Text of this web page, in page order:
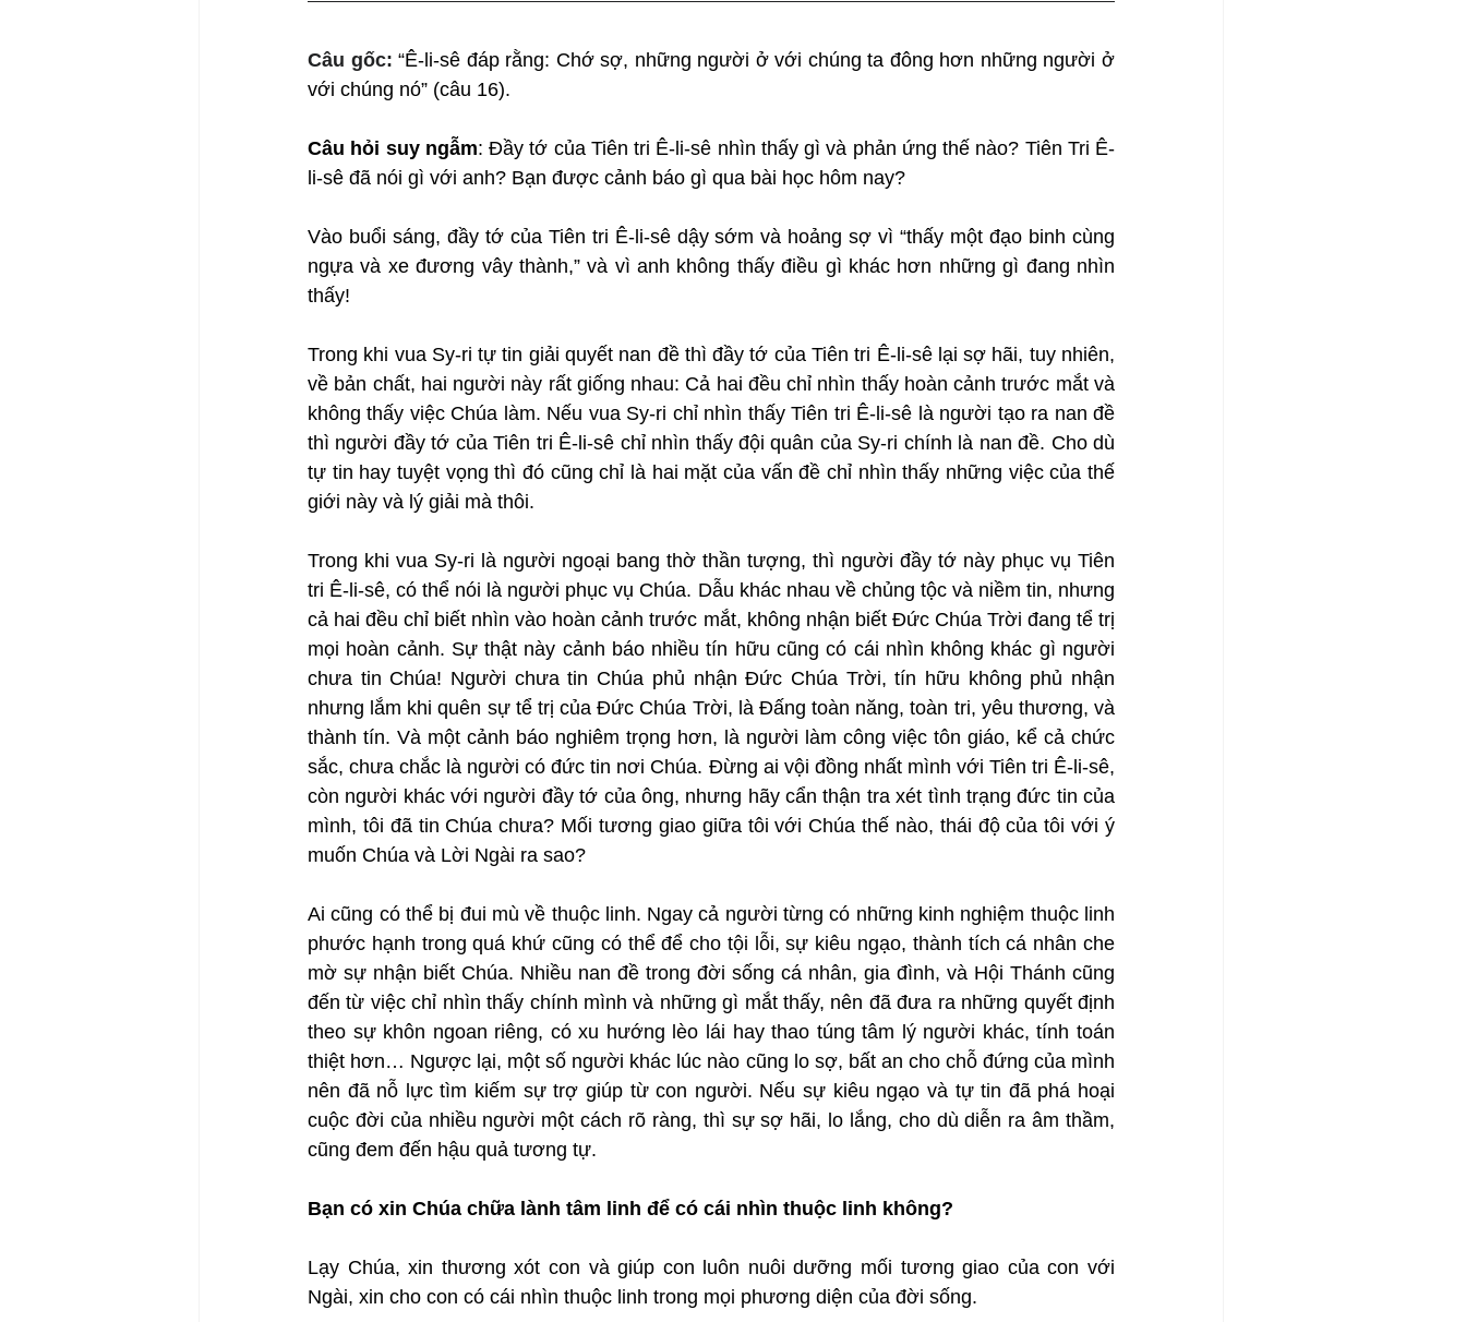
Câu gốc: “Ê-li-sê đáp rằng: Chớ sợ, những người ở với chúng ta đông hơn những người ở
với chúng nó” (câu 16).
Câu hỏi suy ngẫm: Đầy tớ của Tiên tri Ê-li-sê nhìn thấy gì và phản ứng thế nào? Tiên Tri Ê-
li-sê đã nói gì với anh? Bạn được cảnh báo gì qua bài học hôm nay?
Vào buổi sáng, đầy tớ của Tiên tri Ê-li-sê dậy sớm và hoảng sợ vì “thấy một đạo binh cùng
ngựa và xe đương vây thành,” và vì anh không thấy điều gì khác hơn những gì đang nhìn
thấy!
Trong khi vua Sy-ri tự tin giải quyết nan đề thì đầy tớ của Tiên tri Ê-li-sê lại sợ hãi, tuy nhiên,
về bản chất, hai người này rất giống nhau: Cả hai đều chỉ nhìn thấy hoàn cảnh trước mắt và
không thấy việc Chúa làm. Nếu vua Sy-ri chỉ nhìn thấy Tiên tri Ê-li-sê là người tạo ra nan đề
thì người đầy tớ của Tiên tri Ê-li-sê chỉ nhìn thấy đội quân của Sy-ri chính là nan đề. Cho dù
tự tin hay tuyệt vọng thì đó cũng chỉ là hai mặt của vấn đề chỉ nhìn thấy những việc của thế
giới này và lý giải mà thôi.
Trong khi vua Sy-ri là người ngoại bang thờ thần tượng, thì người đầy tớ này phục vụ Tiên
tri Ê-li-sê, có thể nói là người phục vụ Chúa. Dẫu khác nhau về chủng tộc và niềm tin, nhưng
cả hai đều chỉ biết nhìn vào hoàn cảnh trước mắt, không nhận biết Đức Chúa Trời đang tể trị
mọi hoàn cảnh. Sự thật này cảnh báo nhiều tín hữu cũng có cái nhìn không khác gì người
chưa tin Chúa! Người chưa tin Chúa phủ nhận Đức Chúa Trời, tín hữu không phủ nhận
nhưng lắm khi quên sự tể trị của Đức Chúa Trời, là Đấng toàn năng, toàn tri, yêu thương, và
thành tín. Và một cảnh báo nghiêm trọng hơn, là người làm công việc tôn giáo, kể cả chức
sắc, chưa chắc là người có đức tin nơi Chúa. Đừng ai vội đồng nhất mình với Tiên tri Ê-li-sê,
còn người khác với người đầy tớ của ông, nhưng hãy cẩn thận tra xét tình trạng đức tin của
mình, tôi đã tin Chúa chưa? Mối tương giao giữa tôi với Chúa thế nào, thái độ của tôi với ý
muốn Chúa và Lời Ngài ra sao?
Ai cũng có thể bị đui mù về thuộc linh. Ngay cả người từng có những kinh nghiệm thuộc linh
phước hạnh trong quá khứ cũng có thể để cho tội lỗi, sự kiêu ngạo, thành tích cá nhân che
mờ sự nhận biết Chúa. Nhiều nan đề trong đời sống cá nhân, gia đình, và Hội Thánh cũng
đến từ việc chỉ nhìn thấy chính mình và những gì mắt thấy, nên đã đưa ra những quyết định
theo sự khôn ngoan riêng, có xu hướng lèo lái hay thao túng tâm lý người khác, tính toán
thiệt hơn… Ngược lại, một số người khác lúc nào cũng lo sợ, bất an cho chỗ đứng của mình
nên đã nỗ lực tìm kiếm sự trợ giúp từ con người. Nếu sự kiêu ngạo và tự tin đã phá hoại
cuộc đời của nhiều người một cách rõ ràng, thì sự sợ hãi, lo lắng, cho dù diễn ra âm thầm,
cũng đem đến hậu quả tương tự.
Bạn có xin Chúa chữa lành tâm linh để có cái nhìn thuộc linh không?
Lạy Chúa, xin thương xót con và giúp con luôn nuôi dưỡng mối tương giao của con với
Ngài, xin cho con có cái nhìn thuộc linh trong mọi phương diện của đời sống.